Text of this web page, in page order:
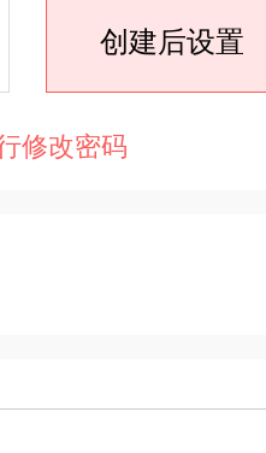
创建后设置
修改密码